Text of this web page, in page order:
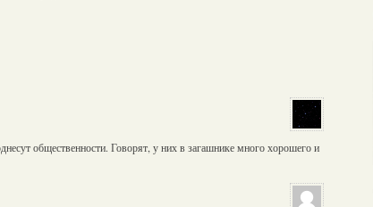
общественности. Говорят, у них в загашнике много хорошего и